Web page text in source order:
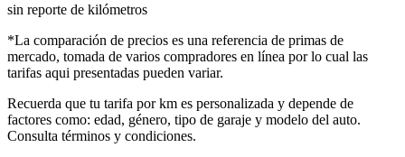
sin reporte de kilómetros
*La comparación de precios es una referencia de primas de
mercado, tomada de varios compradores en línea por lo cual las
tarifas aqui presentadas pueden variar.
Recuerda que tu tarifa por km es personalizada y depende de
factores como: edad, género, tipo de garaje y modelo del auto.
Consulta términos y condiciones.